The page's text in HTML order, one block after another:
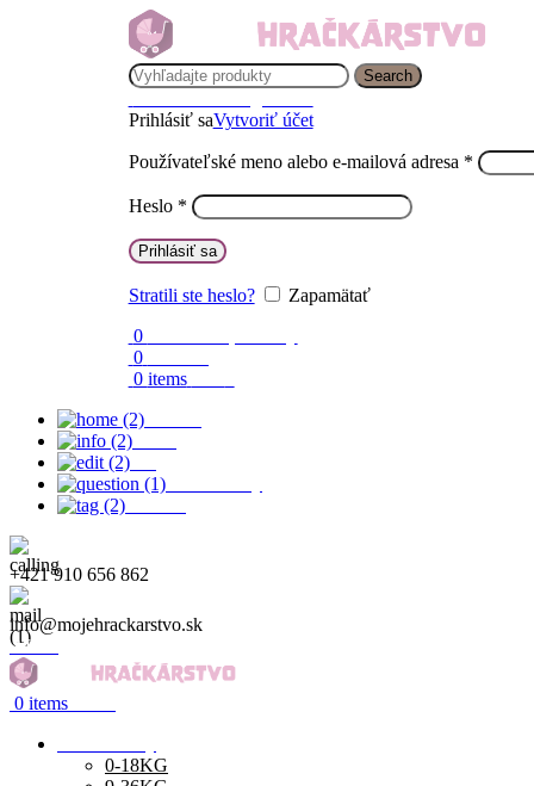
Search
Prihlásiť saVytvoriť účet
Používateľské meno alebo e-mailová adresa *
Heslo *
Prihlásiť sa
Stratili ste heslo?
Zapamätať
0
0
0 items
+421 910 656 862
info@mojehrackarstvo.sk
Menu
0 items
0-18KG